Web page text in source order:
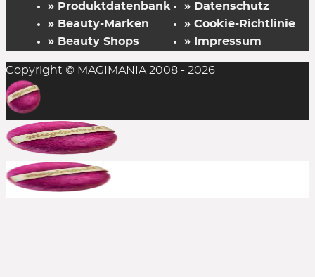
» Produktdatenbank
» Beauty-Marken
» Beauty Shops
» Datenschutz
» Cookie-Richtlinie
» Impressum
Copyright © MAGIMANIA 2008 - 2026